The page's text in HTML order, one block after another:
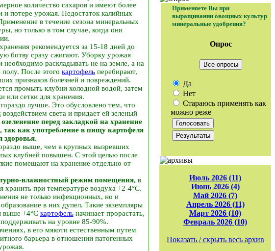
количество сахаров и имеют более
и потере урожая. Недостаток калийных
в течение сезона минеральных
но только в том случае, когда они
рекомендуется за 15-18 дней до
ботву сразу сжигают. Уборку урожая
раскладывать не на земле, а на
После этого картофель перебирают,
признаков болезней и повреждений.
промыть клубни холодной водой, затем
или сетки для хранения.
лучше. Это обусловлено тем, что
света и придает ей зеленый
перед закладкой на хранение
как употребление в пищу картофеля
здоровья.
выше, чем в крупных вызревших
клубней повышен. С этой целью после
помещают на хранение отдельно от
влажностный режим помещения, в
хранить при температуре воздуха +2-4°С.
не только инфекционных, но и
в них дупел. Такие экземпляры
выше +4°С картофельначинает прорастать,
на уровне 85-90%.
в его мякоти естественным путем
барьера в отношении патогенных
Применяете Вы при
выращивании овощных культур
минеральные удобрения?
Опрос
Все опросы
Да
Нет
Стараюсь применять как
можно реже
Июль 2026 (11)
Июнь 2026 (4)
Май 2026 (7)
Апрель 2026 (11)
Март 2026 (10)
Февраль 2026 (10)
Показать / скрыть весь архив